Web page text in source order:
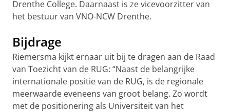
Drenthe College. Daarnaast is ze vicevoorzitter van
het bestuur van VNO-NCW Drenthe.
Bijdrage
Riemersma kijkt ernaar uit bij te dragen aan de Raad
van Toezicht van de RUG: “Naast de belangrijke
internationale positie van de RUG, is de regionale
meerwaarde eveneens van groot belang. Zo wordt
met de positionering als Universiteit van het